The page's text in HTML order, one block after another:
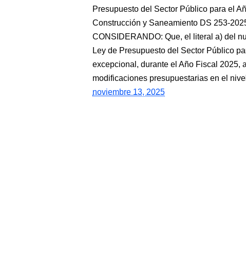
Presupuesto del Sector Público para el
Construcción y Saneamiento DS 253-
CONSIDERANDO: Que, el literal a) del
Ley de Presupuesto del Sector Público
excepcional, durante el Año Fiscal 2025,
modificaciones presupuestarias en el
noviembre 13, 2025